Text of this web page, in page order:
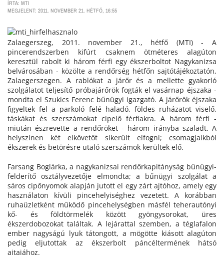
ÍRTA: MTI
MEGJELENT: 2011. NOVEMBER 21. HÉTFŐ, 16:55
Zalaegerszeg, 2011. november 21., hétfő (MTI) - A
pincerendszerben kifúrt csaknem ötméteres alagúton
keresztül rabolt ki három férfi egy ékszerboltot Nagykanizsa
belvárosában - közölte a rendőrség hétfőn sajtótájékoztatón,
Zalaegerszegen. A rablókat a járőr és a mellette gyakorló
szolgálatot teljesítő próbajárőrök fogták el vasárnap éjszaka -
mondta el Szukics Ferenc bűnügyi igazgató. A járőrök éjszaka
figyeltek fel a parkoló felé haladó, földes ruházatot viselő,
táskákat és szerszámokat cipelő férfiakra. A három férfi -
miután észrevette a rendőröket - három irányba szaladt. A
helyszínen két elkövetőt sikerült elfogni; csomagjaikból
ékszerek és betörésre utaló szerszámok kerültek elő.
Farsang Boglárka, a nagykanizsai rendőrkapitányság bűnügyi-
felderítő osztályvezetője elmondta; a bűnügyi szolgálat a
sáros cipőnyomok alapján jutott el egy zárt ajtóhoz, amely egy
használaton kívüli pincehelyiséghez vezetett. A korábban
ruhaüzletként működő pincehelységben másfél teherautónyi
kő- és földtörmelék között gyöngysorokat, üres
ékszerdobozokat találtak. A lejárattal szemben, a téglafalon
ember nagyságú lyuk tátongott, a mögötte kiásott alagúton
pedig eljutottak az ékszerbolt páncéltermének hátsó
ajtajához.